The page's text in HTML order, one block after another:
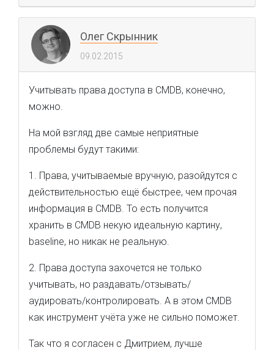
Олег Скрынник
09.02.2015
Учитывать права доступа в CMDB, конечно,
можно.
На мой взгляд две самые неприятные
проблемы будут такими:
1. Права, учитываемые вручную, разойдутся с
действительностью ещё быстрее, чем прочая
информация в CMDB. То есть получится
хранить в CMDB некую идеальную картину,
baseline, но никак не реальную.
2. Права доступа захочется не только
учитывать, но раздавать/отзывать/
аудировать/контролировать. А в этом CMDB
как инструмент учёта уже не сильно поможет.
Так что я согласен с Дмитрием, лучше